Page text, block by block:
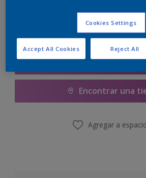
Agregar a la lista de
Encontrar una
Agregar a
Cookies Settings
Reject All
Accept All Cookies